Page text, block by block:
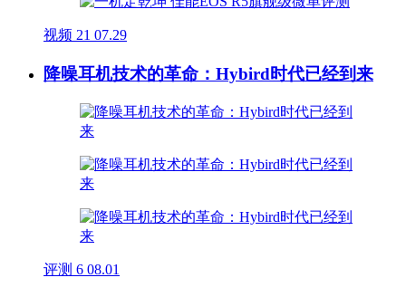
视频 21 07.29
降噪耳机技术的革命：Hybird时代已经到来
评测 6 08.01